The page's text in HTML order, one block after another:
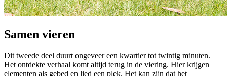
Samen vieren
Dit tweede deel duurt ongeveer een kwartier tot twintig minuten.
Het ontdekte verhaal komt altijd terug in de viering. Hier krijgen
elementen als gebed en lied een plek. Het kan zijn dat het